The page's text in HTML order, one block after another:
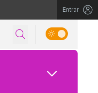
Entrar